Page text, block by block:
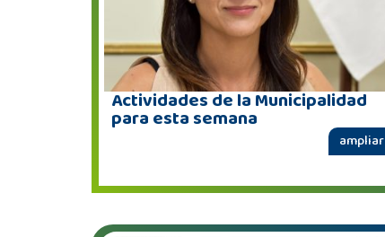
Actividades de la Municipalidad
para esta semana
ampliar